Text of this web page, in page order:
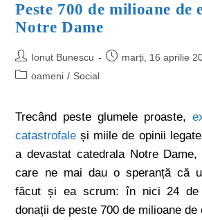
Peste 700 de milioane de
Notre Dame
Ionut Bunescu
marți, 16 aprilie
oameni / Social
Trecând peste glumele proaste,
catastrofale și miile de opinii
a devastat catedrala Notre
care ne mai dau o speranță că
făcut și ea scrum: în nici 24 de
donații de peste 700 de milioane de